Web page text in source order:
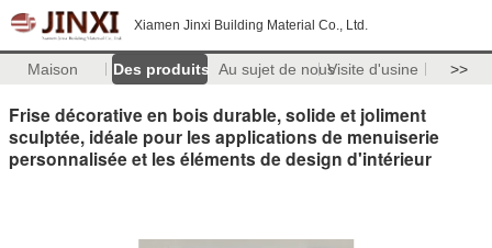
Xiamen Jinxi Building Material Co., Ltd.
Maison Des produits Au sujet de nousVisite d'usine >>
Frise décorative en bois durable, solide et joliment
sculptée, idéale pour les applications de menuiserie
personnalisée et les éléments de design d'intérieur